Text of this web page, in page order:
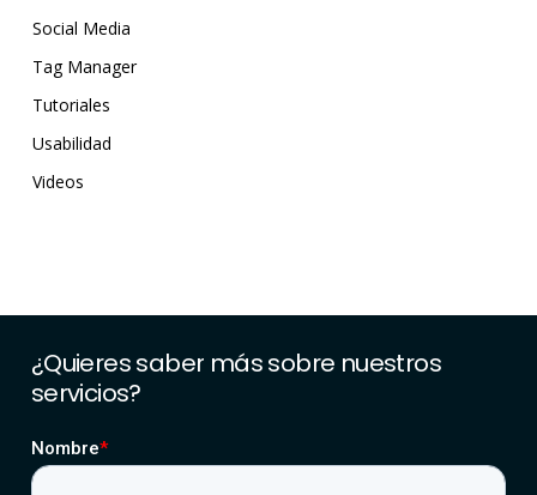
Social Media
Tag Manager
Tutoriales
Usabilidad
Videos
¿Quieressaber mássobre nuestros
servicios?